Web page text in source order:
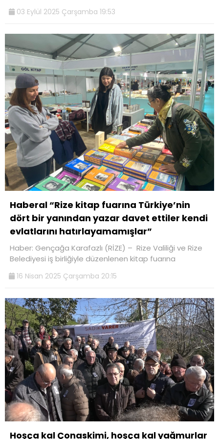
03 Eylül 2025 Çarşamba 19:53
Haberal “Rize kitap fuarına Türkiye’nin
dört bir yanından yazar davet ettiler kendi
evlatlarını hatırlayamamışlar”
Haber: Gençağa Karafazlı (RİZE) – Rize Valiliği ve Rize
Belediyesi iş birliğiyle düzenlenen kitap fuarına
16 Nisan 2025 Çarşamba 20:15
Hoşça kal Çonaskimi, hoşça kal yağmurlar